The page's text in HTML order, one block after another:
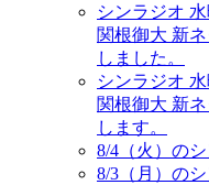
シンラジオ
関根御大 新
しました。
シンラジオ
関根御大 新
します。
8/4（火）の
8/3（月）の